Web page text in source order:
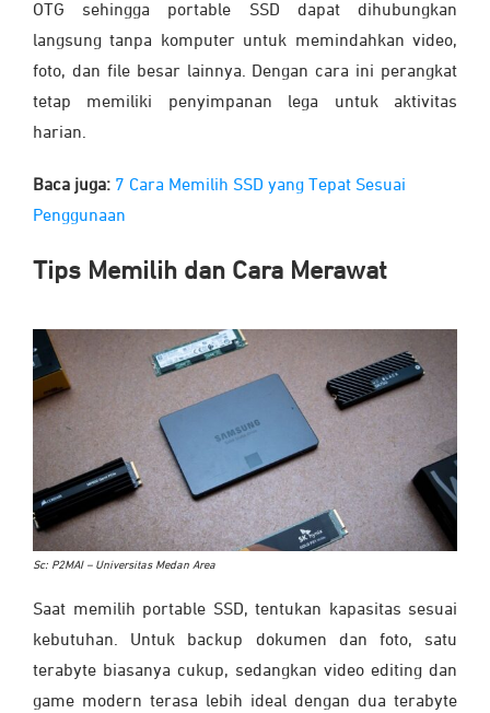
OTG sehingga portable SSD dapat dihubungkan
langsung tanpa komputer untuk memindahkan video,
foto, dan file besar lainnya. Dengan cara ini perangkat
tetap memiliki penyimpanan lega untuk aktivitas
harian.
Baca juga: 7 Cara Memilih SSD yang Tepat Sesuai
Penggunaan
Tips Memilih dan Cara Merawat
Sc: P2MAI – Universitas Medan Area
Saat memilih portable SSD, tentukan kapasitas sesuai
kebutuhan. Untuk backup dokumen dan foto, satu
terabyte biasanya cukup, sedangkan video editing dan
game modern terasa lebih ideal dengan dua terabyte